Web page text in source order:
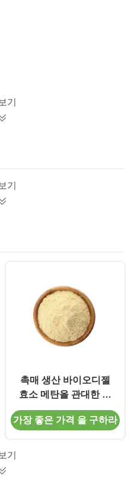
기
기
촉매 생산 바이오디젤
효소 메탄올 관대한 리
파아제(지방분해 효소)
가장 좋은 가격 을 구하라
기